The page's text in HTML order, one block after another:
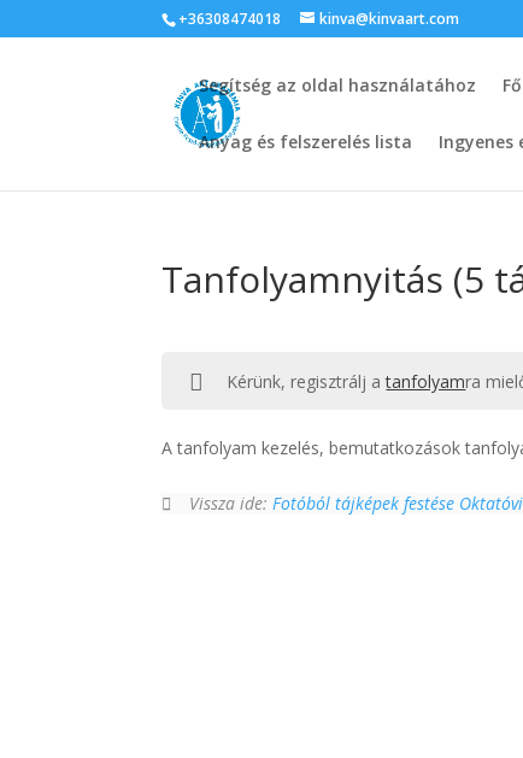
+36308474018 kinva@kinvaart.com
Segítség az oldal használatához
Anyag és felszerelés lista Ingyenes
Tanfolyamnyitás (5
Kérünk, regisztrálj atanfolyamra
A tanfolyam kezelés, bemutatkozások
Vissza ide: Fotóból tájképek festése